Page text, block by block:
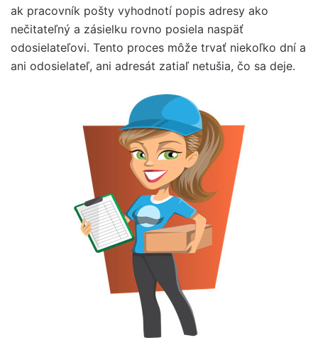
ak pracovník pošty vyhodnotí popis adresy ako
nečitateľný a zásielku rovno posiela naspäť
odosielateľovi. Tento proces môže trvať niekoľko dní a
ani odosielateľ, ani adresát zatiaľ netušia, čo sa deje.